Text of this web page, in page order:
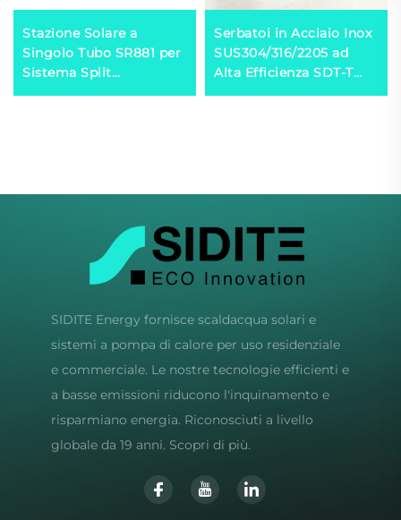
Stazione Solare a
Singolo Tubo SR881 per
Sistema Split
Pressurizzato
Serbatoi in Acciaio Inox
SUS304/316/2205 ad
Alta Efficienza SDT-T
per Accumulo Calore
SIDITE Energy fornisce scaldacqua solari e
sistemi a pompa di calore per uso residenziale
e commerciale. Le nostre tecnologie efficienti e
a basse emissioni riducono l'inquinamento e
risparmiano energia. Riconosciuti a livello
globale da 19 anni. Scopri di più.